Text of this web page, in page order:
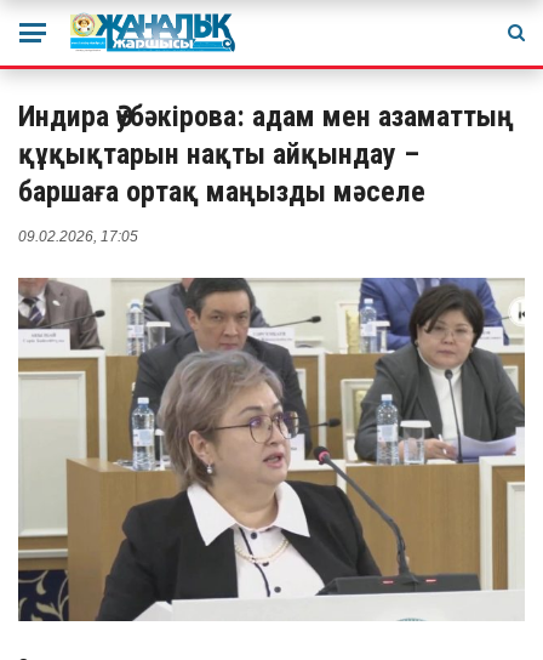
Индира Әубәкірова: адам мен азаматтың
құқықтарын нақты айқындау –
баршаға ортақ маңызды мәселе
09.02.2026, 17:05